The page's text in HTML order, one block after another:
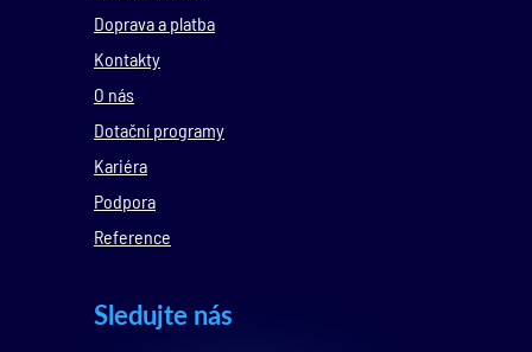
Doprava a platba
Kontakty
O nás
Dotační programy
Kariéra
Podpora
Reference
Sledujte nás